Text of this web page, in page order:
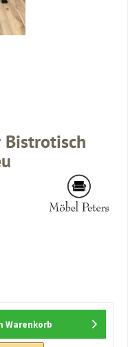
Warenkorb